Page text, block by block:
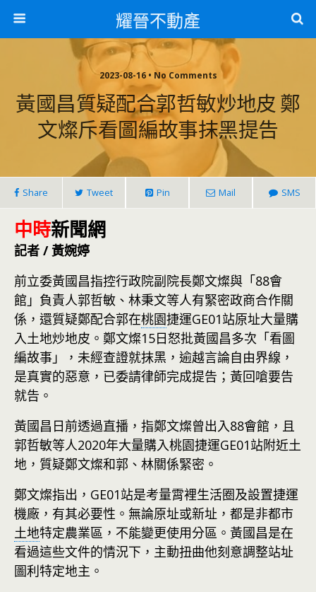
耀晉不動產
2023-08-16 • No Comments
黃國昌質疑配合郭哲敏炒地皮 鄭
文燦斥看圖編故事抹黑提告
Share Tweet Pin Mail SMS
中時新聞網
記者 / 黃婉婷
前立委黃國昌指控行政院副院長鄭文燦與「88會
館」負責人郭哲敏、林秉文等人有緊密政商合作關
係，還質疑鄭配合郭在桃園捷運GE01站原址大量購
入土地炒地皮。鄭文燦15日怒批黃國昌多次「看圖
編故事」，未經查證就抹黑，逾越言論自由界線，
是真實的惡意，已委請律師完成提告；黃回嗆要告
就告。
黃國昌日前透過直播，指鄭文燦曾出入88會館，且
郭哲敏等人2020年大量購入桃園捷運GE01站附近土
地，質疑鄭文燦和郭、林關係緊密。
鄭文燦指出，GE01站是考量霄裡生活圈及設置捷運
機廠，有其必要性。無論原址或新址，都是非都市
土地特定農業區，不能變更使用分區。黃國昌是在
看過這些文件的情況下，主動扭曲他刻意調整站址
圖利特定地主。